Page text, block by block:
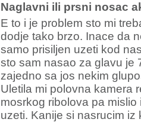
Naglavni ili prsni nosac
E to i je problem sto mi
dodje tako brzo. Inace da
samo prisiljen uzeti kod
sto sam nasao za glavu je
zajedno sa jos nekim
Uletila mi polovna kamera
mosrkog ribolova pa
uzeti. Kanije si nasrucim iz